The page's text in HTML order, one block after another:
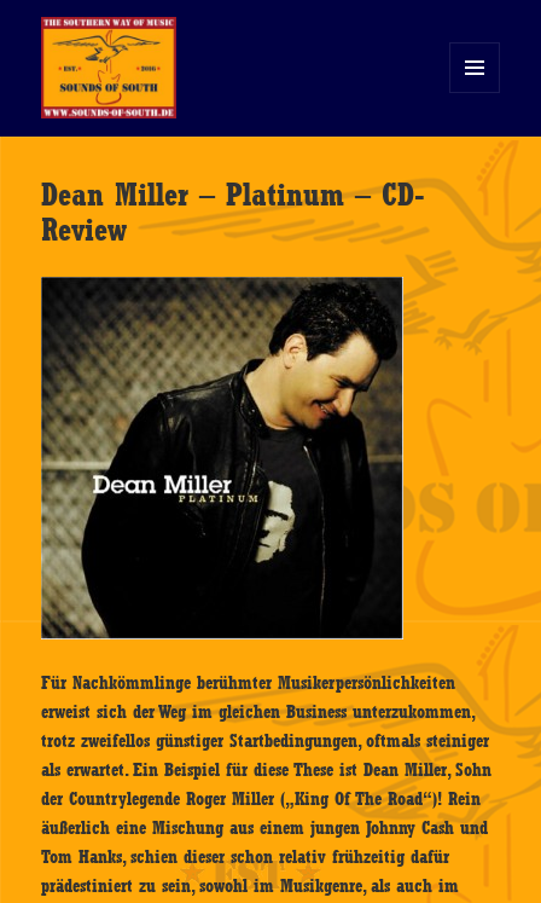
WIDGETS
Dean Miller – Platinum – CD-
Review
Für Nachkömmlinge berühmter Musikerpersönlichkeiten
erweist sich der Weg im gleichen Business unterzukommen,
trotz zweifellos günstiger Startbedingungen, oftmals steiniger
als erwartet. Ein Beispiel für diese These ist Dean Miller, Sohn
der Countrylegende Roger Miller („King Of The Road“)! Rein
äußerlich eine Mischung aus einem jungen Johnny Cash und
Tom Hanks, schien dieser schon relativ frühzeitig dafür
prädestiniert zu sein, sowohl im Musikgenre, als auch im